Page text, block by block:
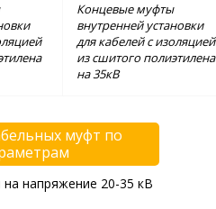
Концевые муфты
внутренней установки
для кабелей с изоляцией
из сшитого полиэтилена
на 35кВ
муфт по
напряжение 20-35 кВ